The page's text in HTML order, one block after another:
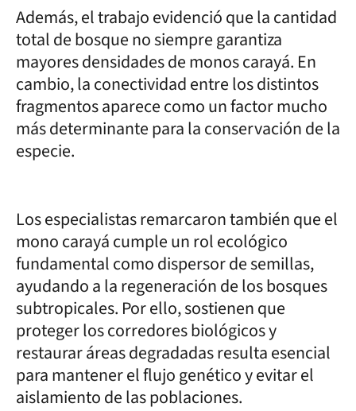
Además, el trabajo evidenció que la cantidad
total de bosque no siempre garantiza
mayores densidades de monos carayá. En
cambio, la conectividad entre los distintos
fragmentos aparece como un factor mucho
más determinante para la conservación de la
especie.
Los especialistas remarcaron también que el
mono carayá cumple un rol ecológico
fundamental como dispersor de semillas,
ayudando a la regeneración de los bosques
subtropicales. Por ello, sostienen que
proteger los corredores biológicos y
restaurar áreas degradadas resulta esencial
para mantener el flujo genético y evitar el
aislamiento de las poblaciones.